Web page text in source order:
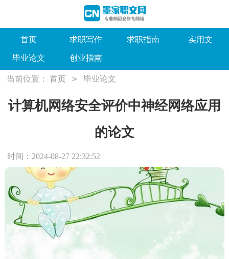
首页 求职写作 求职指南 实用文
毕业论文 创业指南
当前位置： 首页 > 毕业论文
计算机网络安全评价中神经网络应用
的论文
时间：2024-08-27 22:32:52